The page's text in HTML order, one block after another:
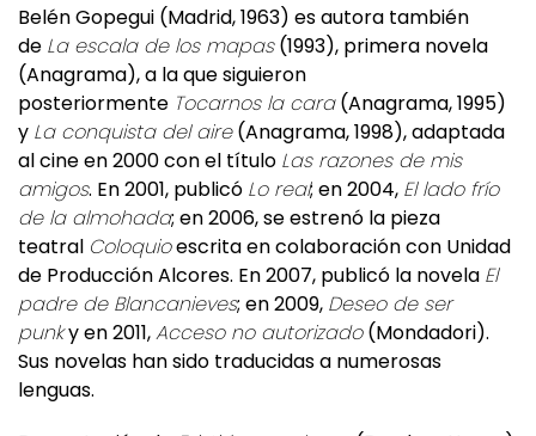
Belén Gopegui (Madrid, 1963) es autora también
de La escala de los mapas(1993), primera novela
(Anagrama), a la que siguieron
posteriormente Tocarnos la cara(Anagrama, 1995)
y La conquista del aire(Anagrama, 1998), adaptada
al cine en 2000 con el título Las razones de mis
amigos. En 2001, publicó Lo real; en 2004, El lado frío
de la almohada; en 2006, se estrenó la pieza
teatral Coloquioescrita en colaboración con Unidad
de Producción Alcores. En 2007, publicó la novela El
padre de Blancanieves; en 2009, Deseo de ser
punky en 2011,Acceso no autorizado(Mondadori).
Sus novelas han sido traducidas a numerosas
lenguas.